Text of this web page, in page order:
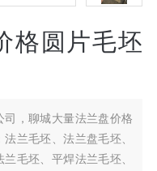
格圆片毛坯
，聊城大量法兰盘价格
兰毛坯、法兰盘毛坯、
毛坯、平焊法兰毛坯、